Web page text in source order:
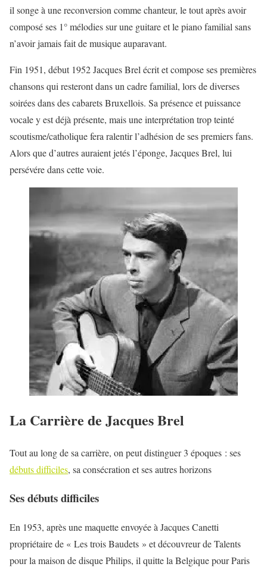
il songe à une reconversion comme chanteur, le tout après avoir
composé ses 1° mélodies sur une guitare et le piano familial sans
n’avoir jamais fait de musique auparavant.
Fin 1951, début 1952 Jacques Brel écrit et compose ses premières
chansons qui resteront dans un cadre familial, lors de diverses
soirées dans des cabarets Bruxellois. Sa présence et puissance
vocale y est déjà présente, mais une interprétation trop teinté
scoutisme/catholique fera ralentir l’adhésion de ses premiers fans.
Alors que d’autres auraient jetés l’éponge, Jacques Brel, lui
persévére dans cette voie.
La Carrière de Jacques Brel
Tout au long de sa carrière, on peut distinguer 3 époques : ses
débuts difficiles, sa consécration et ses autres horizons
Ses débuts difficiles
En 1953, après une maquette envoyée à Jacques Canetti
propriétaire de « Les trois Baudets » et découvreur de Talents
pour la maison de disque Philips, il quitte la Belgique pour Paris